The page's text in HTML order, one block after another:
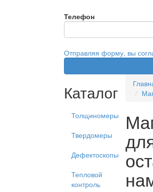
Телефон
Отправляя форму, вы
Каталог
Толщиномеры
Твердомеры
Дефектоскопы
Тепловой
контроль